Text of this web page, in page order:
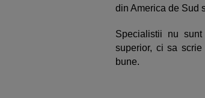
din America de Sud
Specialistii nu
superior, ci sa
bune.